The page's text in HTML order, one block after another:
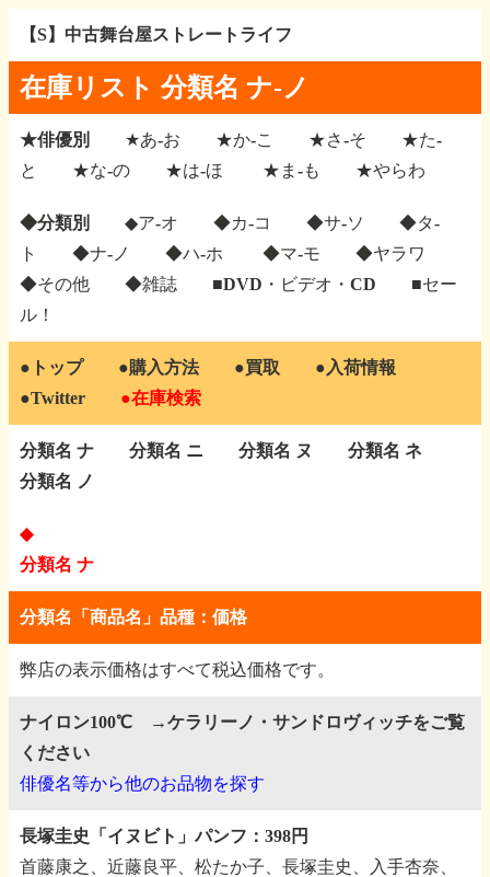
【S】中古舞台屋ストレートライフ
在庫リスト 分類名 ナ-ノ
★俳優別 ★あ-お ★か-こ ★さ-そ
★た-
と
★な-の ★は-ほ ★ま-も ★やらわ
◆分類別 ◆ア-オ ◆カ-コ ◆サ-ソ
◆タ-
ト
◆ナ-ノ ◆ハ-ホ ◆マ-モ
◆ヤラワ
◆その他
◆雑誌 ■DVD・ビデオ・CD
■セー
ル！
●トップ ●購入方法 ●買取
●入荷情報
●Twitter
●在庫検索
分類名 ナ 分類名 ニ 分類名 ヌ
分類名 ネ
分類名 ノ
◆
分類名 ナ
分類名「商品名」品種：価格
弊店の表示価格はすべて税込価格です。
ナイロン100℃ →ケラリーノ・サンドロヴィッチをご覧
ください
俳優名等から他のお品物を探す
長塚圭史「イヌビト」パンフ：398円
首藤康之、近藤良平、松たか子、長塚圭史、入手杏奈、